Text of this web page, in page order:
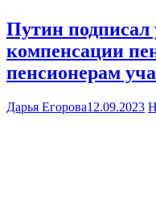
Путин подписал
компенсации
пенсионерам
Дарья Егорова12.09.2023